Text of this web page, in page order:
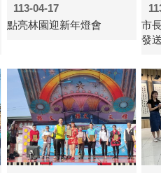
113-04-17
點亮林園迎新年燈會
市
發